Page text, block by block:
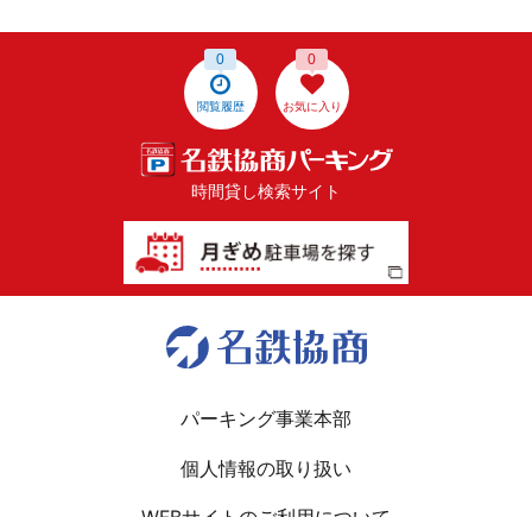
閲覧履歴
0
お気に入り
0
時間貸し検索サイト
パーキング事業本部
個人情報の取り扱い